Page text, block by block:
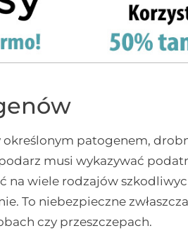
określonym patogenem,
musi wykazywać
na wiele rodzajów
To niebezpieczne
czy przeszczepach.